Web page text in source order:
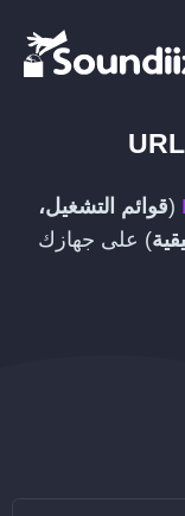
URL
(قوائم التشغيل،
) على جهازك